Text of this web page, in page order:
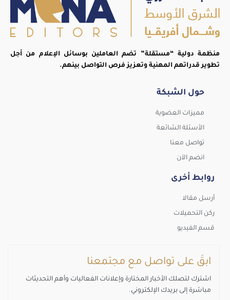
منظمة دولية “مستقلة” تضم العاملين بوسائل الإعلام من أجل
تطوير قدراتهم المهنية وتعزيز فرص التواصل بينهم.
حول الشبكة
مميزات العضوية
الأسئلة الشائعة
تواصل معنا
انضم الآن
روابط أخرى
أرسل مقالا
ركن التحميلات
قسم الفيديو
ابقَ على تواصل مع مجتمعنا
اشترك لتصلك الأخبار المختارة وإعلانات الفعاليات وأهم التحديثات
مباشرة إلى بريدك الإلكتروني.